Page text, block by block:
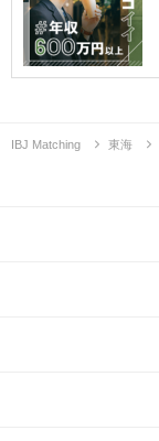
IBJ Matching 東海